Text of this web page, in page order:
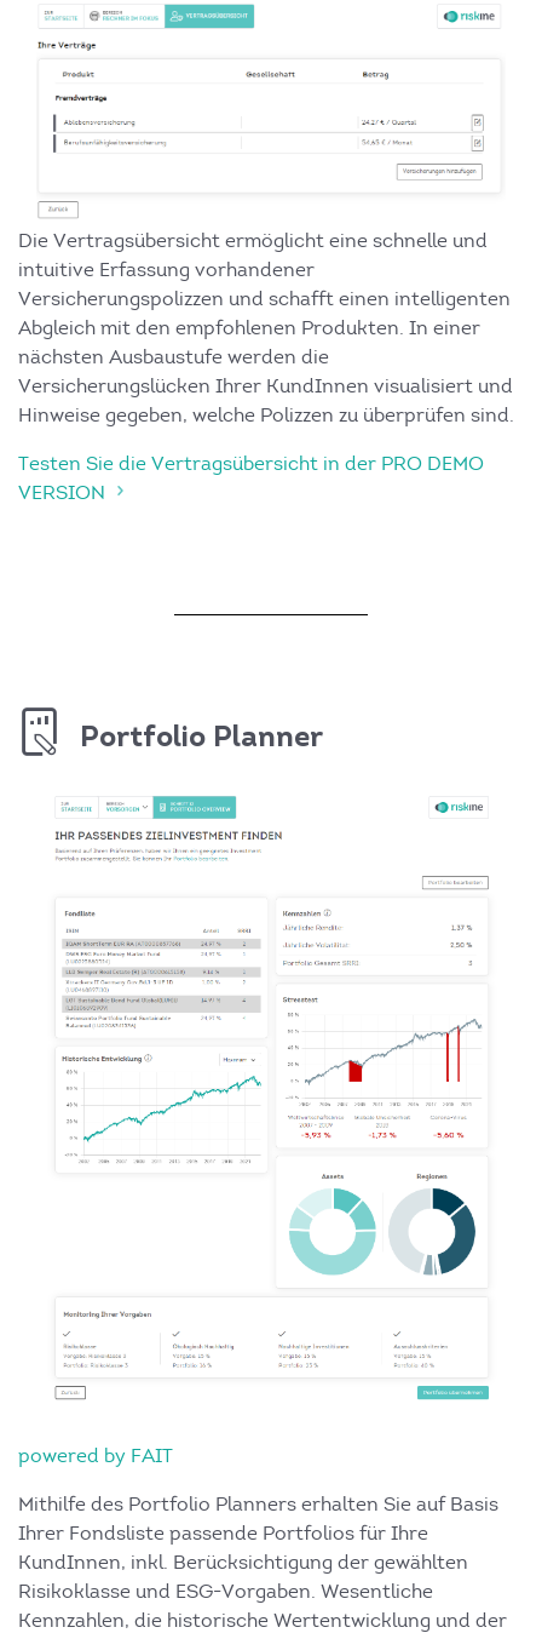
Die Vertragsübersicht ermöglicht eine schnelle und
intuitive Erfassung vorhandener
Versicherungspolizzen und schafft einen intelligenten
Abgleich mit den empfohlenen Produkten. In einer
nächsten Ausbaustufe werden die
Versicherungslücken Ihrer KundInnen visualisiert und
Hinweise gegeben, welche Polizzen zu überprüfen sind.
Testen Sie die Vertragsübersicht in der PRO DEMO
VERSION
Portfolio Planner
powered by FAIT
Mithilfe des Portfolio Planners erhalten Sie auf Basis
Ihrer Fondsliste passende Portfolios für Ihre
KundInnen, inkl. Berücksichtigung der gewählten
Risikoklasse und ESG-Vorgaben. Wesentliche
Kennzahlen, die historische Wertentwicklung und der